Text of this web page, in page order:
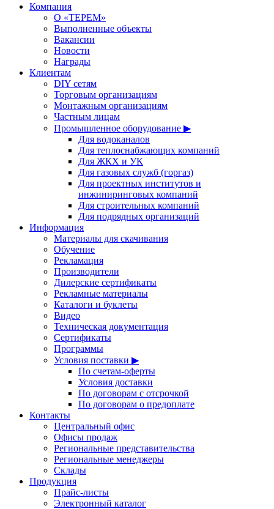
Компания
О «ТЕРЕМ»
Выполненные объекты
Вакансии
Новости
Награды
Клиентам
DIY сетям
Торговым организациям
Монтажным организациям
Частным лицам
Промышленное оборудование ▶
Для водоканалов
Для теплоснабжающих компаний
Для ЖКХ и УК
Для газовых служб (горгаз)
Для проектных институтов и
инжиниринговых компаний
Для строительных компаний
Для подрядных организаций
Информация
Материалы для скачивания
Обучение
Рекламация
Производители
Дилерские сертификаты
Рекламные материалы
Каталоги и буклеты
Видео
Техническая документация
Сертификаты
Программы
Условия поставки ▶
По счетам-оферты
Условия доставки
По договорам с отсрочкой
По договорам о предоплате
Контакты
Центральный офис
Офисы продаж
Региональные представительства
Региональные менеджеры
Склады
Продукция
Прайс-листы
Электронный каталог